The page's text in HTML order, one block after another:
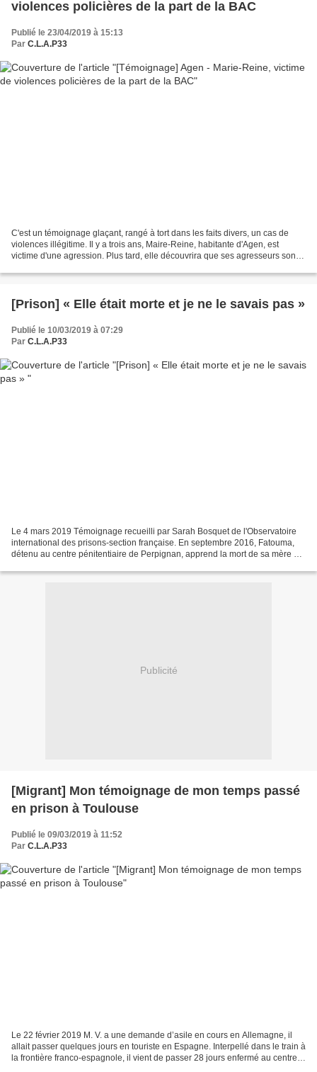
violences policières de la part de la BAC
Publié le 23/04/2019 à 15:13
Par C.L.A.P33
C'est un témoignage glaçant, rangé à tort dans les faits divers, un cas de
violences illégitime. Il y a trois ans, Maire-Reine, habitante d'Agen, est
victime d'une agression. Plus tard, elle découvrira que ses agresseurs sont
[Prison] « Elle était morte et je ne le savais pas »
Publié le 10/03/2019 à 07:29
Par C.L.A.P33
Le 4 mars 2019 Témoignage recueilli par Sarah Bosquet de l'Observatoire
international des prisons-section française. En septembre 2016, Fatouma,
détenu au centre pénitentiaire de Perpignan, apprend la mort de sa mère au
Publicité
[Migrant] Mon témoignage de mon temps passé
en prison à Toulouse
Publié le 09/03/2019 à 11:52
Par C.L.A.P33
Le 22 février 2019 M. V. a une demande d’asile en cours en Allemagne, il
allait passer quelques jours en touriste en Espagne. Interpellé dans le train à
la frontière franco-espagnole, il vient de passer 28 jours enfermé au centre